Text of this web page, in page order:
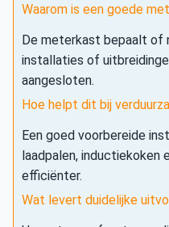
Waarom is een goede
De meterkast bepaalt of
installaties of
aangesloten.
Hoe helpt dit bij
Een goed voorbereide
laadpalen, inductiekoken
efficiënter.
Wat levert duidelijke